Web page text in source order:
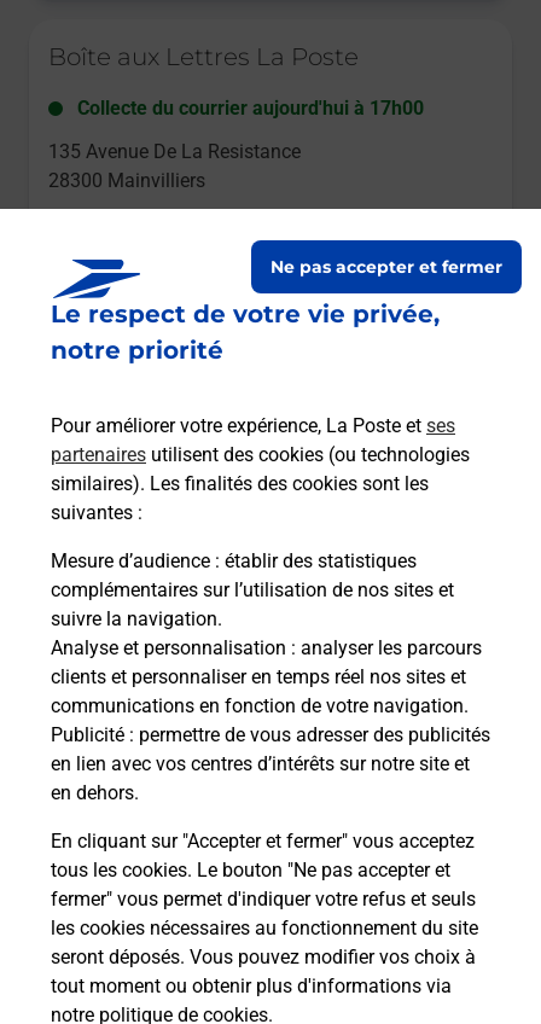
Le respect de votre vie privée,
notre priorité
Pour améliorer votre expérience, La Poste et ses
partenaires utilisent des cookies (ou technologies
similaires). Les finalités des cookies sont les
suivantes :
Mesure d’audience : établir des statistiques
complémentaires sur l’utilisation de nos sites et
suivre la navigation.
Analyse et personnalisation : analyser les parcours
clients et personnaliser en temps réel nos sites et
communications en fonction de votre navigation.
Publicité : permettre de vous adresser des publicités
en lien avec vos centres d’intérêts sur notre site et
en dehors.
En cliquant sur "Accepter et fermer" vous acceptez
tous les cookies. Le bouton "Ne pas accepter et
fermer" vous permet d'indiquer votre refus et seuls
les cookies nécessaires au fonctionnement du site
seront déposés. Vous pouvez modifier vos choix à
tout moment ou obtenir plus d'informations via
notre politique de cookies.
Ne pas accepter et fermer
Boîte aux Lettres La Poste
Collecte du courrier aujourd'hui à 17h00
135 Avenue De La Resistance
28300 Mainvilliers
Boîte aux Lettres La Poste
35 Rue De La Republique
28300 Mainvilliers
Le lien s'ouvre dans un nouvel onglet
Boîte aux Lettres La Poste
Collecte du courrier aujourd'hui à 08h00
2 Rue De L Arsenal
28300 Mainvilliers
Le lien s'ouvre dans un nouvel onglet
Localiser Liste Boîtes aux lettres Eure-et-Loir Mainvilliers